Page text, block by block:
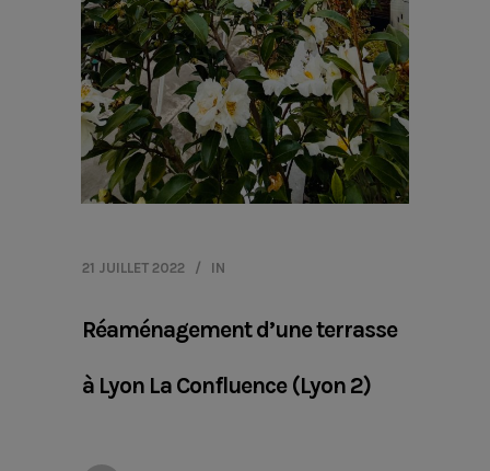
21 JUILLET 2022 IN
Réaménagement d’une terrasse
à Lyon La Confluence (Lyon 2)